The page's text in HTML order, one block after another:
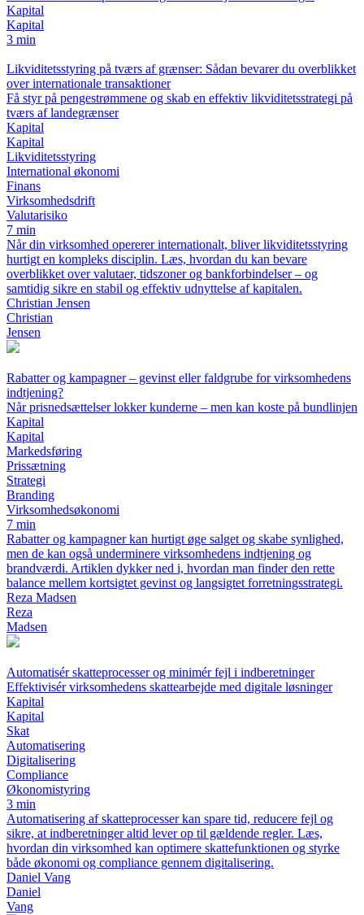
Kapital
Kapital
3 min
Likviditetsstyring på tværs af grænser: Sådan bevarer du overblikket
over internationale transaktioner
Få styr på pengestrømmene og skab en effektiv likviditetsstrategi på
tværs af landegrænser
Kapital
Kapital
Likviditetsstyring
International økonomi
Finans
Virksomhedsdrift
Valutarisiko
7 min
Når din virksomhed opererer internationalt, bliver likviditetsstyring
hurtigt en kompleks disciplin. Læs, hvordan du kan bevare
overblikket over valutaer, tidszoner og bankforbindelser – og
samtidig sikre en stabil og effektiv udnyttelse af kapitalen.
Christian Jensen
Christian
Jensen
Rabatter og kampagner – gevinst eller faldgrube for virksomhedens
indtjening?
Når prisnedsættelser lokker kunderne – men kan koste på bundlinjen
Kapital
Kapital
Markedsføring
Prissætning
Strategi
Branding
Virksomhedsøkonomi
7 min
Rabatter og kampagner kan hurtigt øge salget og skabe synlighed,
men de kan også underminere virksomhedens indtjening og
brandværdi. Artiklen dykker ned i, hvordan man finder den rette
balance mellem kortsigtet gevinst og langsigtet forretningsstrategi.
Reza Madsen
Reza
Madsen
Automatisér skatteprocesser og minimér fejl i indberetninger
Effektivisér virksomhedens skattearbejde med digitale løsninger
Kapital
Kapital
Skat
Automatisering
Digitalisering
Compliance
Økonomistyring
3 min
Automatisering af skatteprocesser kan spare tid, reducere fejl og
sikre, at indberetninger altid lever op til gældende regler. Læs,
hvordan din virksomhed kan optimere skattefunktionen og styrke
både økonomi og compliance gennem digitalisering.
Daniel Vang
Daniel
Vang